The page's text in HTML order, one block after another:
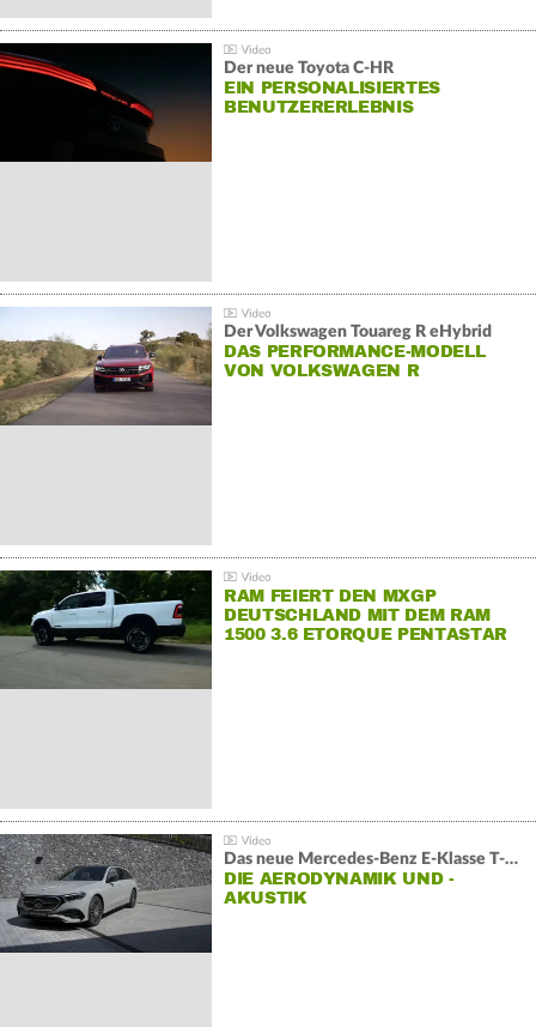
Der neue Toyota C-HR
EIN PERSONALISIERTES
BENUTZERERLEBNIS
Der Volkswagen Touareg R eHybrid
DAS PERFORMANCE-MODELL
VON VOLKSWAGEN R
RAM FEIERT DEN MXGP
DEUTSCHLAND MIT DEM RAM
1500 3.6 ETORQUE PENTASTAR
Das neue Mercedes-Benz E-Klasse T-Modell
DIE AERODYNAMIK UND -
AKUSTIK